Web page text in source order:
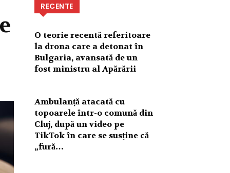
RECENTE
O teorie recentă referitoare
la drona care a detonat în
Bulgaria, avansată de un
fost ministru al Apărării
Ambulanță atacată cu
topoarele într-o comună din
Cluj, după un video pe
TikTok în care se susține că
„fură…